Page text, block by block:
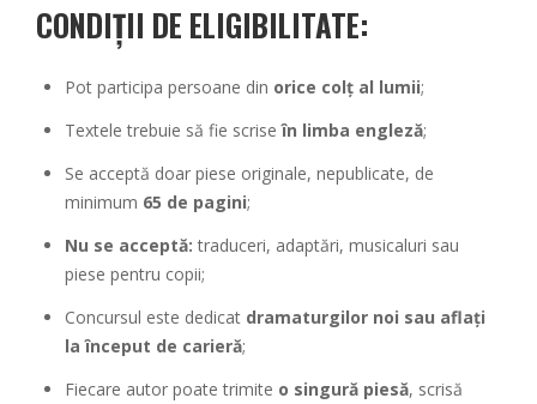
CONDIȚII DE ELIGIBILITATE:
Pot participa persoane din orice colț al lumii;
Textele trebuie să fie scriseîn limba engleză;
Se acceptă doar piese originale, nepublicate, de
minimum 65 de pagini;
Nu se acceptă: traduceri, adaptări, musicaluri sau
piese pentru copii;
Concursul este dedicat dramaturgilor noi sau aflați
la început de carieră;
Fiecare autor poate trimite o singură piesă, scrisă